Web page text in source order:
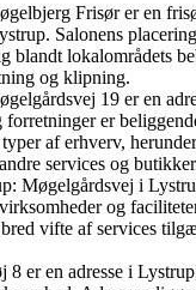
Frisør er en
Salonens
blandt lokalområdets
og klipning.
19 er en
er
af erhverv,
services og
Møgelgårdsvej i
og
vifte af services
er en adresse i